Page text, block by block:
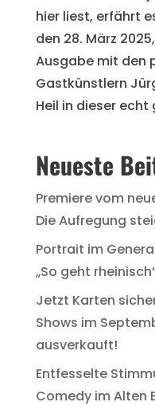
hier liest, erfährt
den 28. März
Ausgabe mit den
Gastkünstlern
Heil in dieser echt
Neueste
Premiere vom
Die Aufregung
Portrait im
„So geht
Jetzt Karten
Shows im
ausverkauft!
Entfesselte
Comedy im Alten